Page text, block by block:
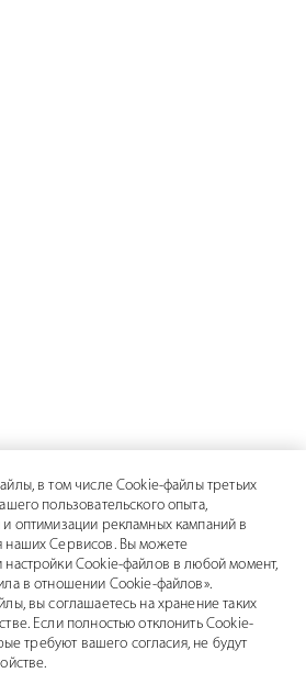
в том числе Cookie-файлы третьих
пользовательского опыта,
оптимизации рекламных кампаний в
наших Сервисов. Вы можете
настройки Cookie-файлов в любой момент,
в отношении Cookie-файлов».
вы соглашаетесь на хранение таких
Если полностью отклонить Cookie-
требуют вашего согласия, не будут